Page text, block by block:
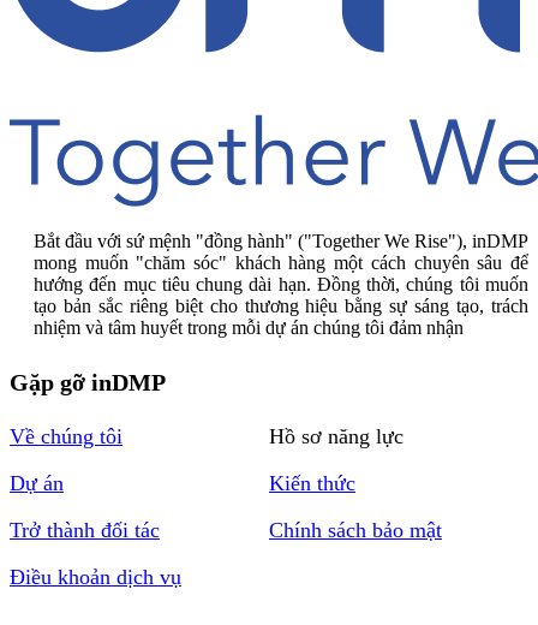
Bắt đầu với sứ mệnh "đồng hành" ("Together We Rise"), inDMP
mong muốn "chăm sóc" khách hàng một cách chuyên sâu để
hướng đến mục tiêu chung dài hạn. Đồng thời, chúng tôi muốn
tạo bản sắc riêng biệt cho thương hiệu bằng sự sáng tạo, trách
nhiệm và tâm huyết trong mỗi dự án chúng tôi đảm nhận
Gặp gỡ inDMP
Về chúng tôi
Hồ sơ năng lực
Dự án
Kiến thức
Trở thành đối tác
Chính sách bảo mật
Điều khoản dịch vụ